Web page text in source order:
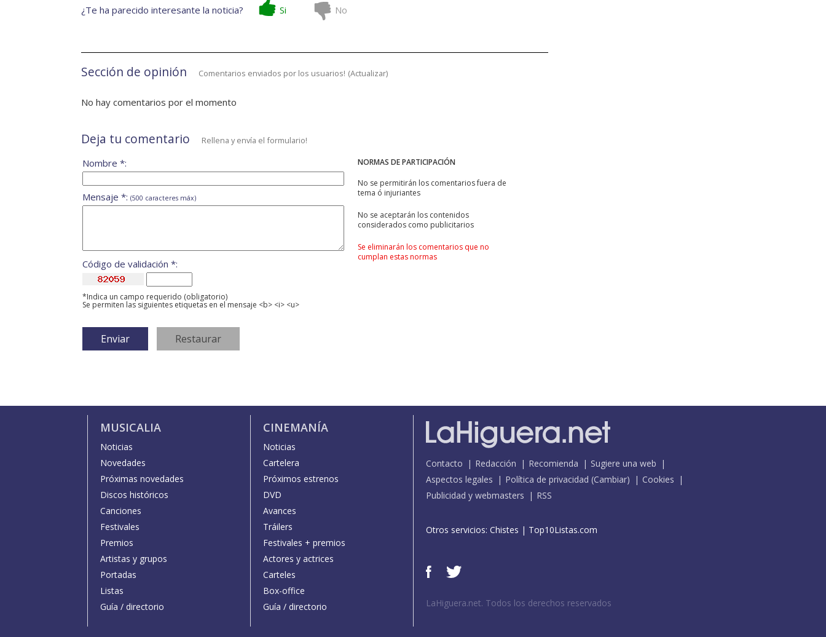
¿Te ha parecido interesante la noticia? Si No
Sección de opinión Comentarios enviados por los usuarios! (Actualizar)
No hay comentarios por el momento
Deja tu comentario Rellena y envía el formulario!
NORMAS DE PARTICIPACIÓN
No se permitirán los comentarios fuera de
tema ó injuriantes
No se aceptarán los contenidos
considerados como publicitarios
Se eliminarán los comentarios que no
cumplan estas normas
Nombre *:
Mensaje *: (500 caracteres máx)
Código de validación *:
*Indica un campo requerido (obligatorio)
Se permiten las siguientes etiquetas en el mensaje <b> <i> <u>
MUSICALIA
Noticias
Novedades
Próximas novedades
Discos históricos
Canciones
Festivales
Premios
Artistas y grupos
Portadas
Listas
Guía / directorio
CINEMANÍA
Noticias
Cartelera
Próximos estrenos
DVD
Avances
Tráilers
Festivales + premios
Actores y actrices
Carteles
Box-office
Guía / directorio
Contacto Redacción Recomienda
Sugiere una web
Aspectos legales
Política de privacidad (Cambiar)
Cookies
Publicidad y webmasters
RSS
Otros servicios: Chistes | Top10Listas.com
LaHiguera.net. Todos los derechos reservados